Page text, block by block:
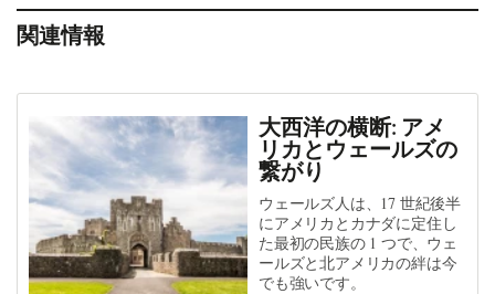
関連情報
大西洋の横断: アメ
リカとウェールズの
繋がり
ウェールズ人は、17 世紀後半
にアメリカとカナダに定住し
た最初の民族の 1 つで、ウェ
ールズと北アメリカの絆は今
でも強いです。